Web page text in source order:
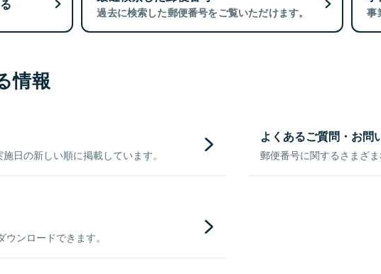
過去に検索した郵便番号をご覧いただけます。 事
情報
日の新しい順に掲載しています。
よくあるご質問・お問
郵便番号に関するさまざ
ンロードできます。